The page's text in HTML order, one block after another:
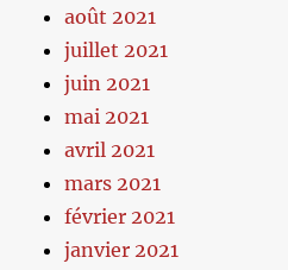
août 2021
juillet 2021
juin 2021
mai 2021
avril 2021
mars 2021
février 2021
janvier 2021